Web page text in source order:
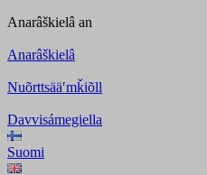
Anarâškielâ an
Anarâškielâ
Nuõrttsääʹmǩiõll
Davvisámegiella
Suomi